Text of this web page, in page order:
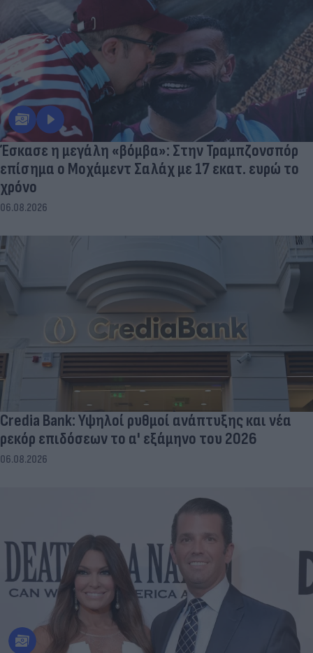
Έσκασε η μεγάλη «βόμβα»: Στην Τραμπζονσπόρ
επίσημα ο Μοχάμεντ Σαλάχ με 17 εκατ. ευρώ το
χρόνο
06.08.2026
Credia Bank: Υψηλοί ρυθμοί ανάπτυξης και νέα
ρεκόρ επιδόσεων το α' εξάμηνο του 2026
06.08.2026